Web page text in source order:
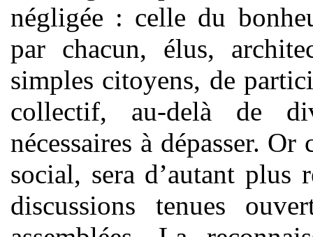
négligée : celle du
par chacun, élus,
simples citoyens, de
collectif, au-delà de
nécessaires à dépasser.
social, sera d’autant plus
discussions tenues